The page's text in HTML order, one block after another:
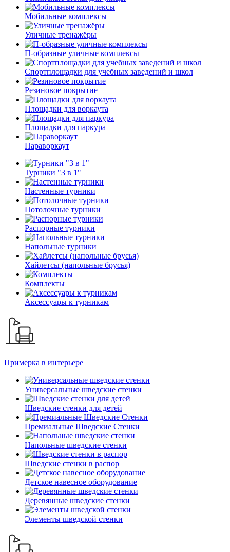
Мобильные комплексы
Уличные тренажёры
П-образные уличные комплексы
Спортплощадки для учебных заведений и школ
Резиновое покрытие
Площадки для воркаута
Площадки для паркура
Параворкаут
Турники "3 в 1"
Настенные турники
Потолочные турники
Распорные турники
Напольные турники
Хайлетсы (напольные брусья)
Комплекты
Аксессуары к турникам
Примерка в интерьере
Универсальные шведские стенки
Шведские стенки для детей
Премиальные Шведские Стенки
Напольные шведские стенки
Шведские стенки в распор
Детское навесное оборудование
Деревянные шведские стенки
Элементы шведской стенки